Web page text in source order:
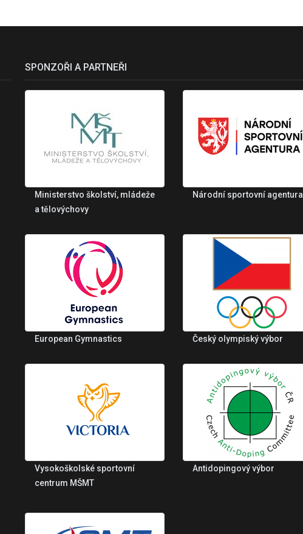
SPONZOŘI A PARTNEŘI
Ministerstvo školství, mládeže
a tělovýchovy
Národní sportovní agentura
European Gymnastics Český olympiský výbor
Vysokoškolské sportovní
centrum MŠMT
Antidopingový výbor